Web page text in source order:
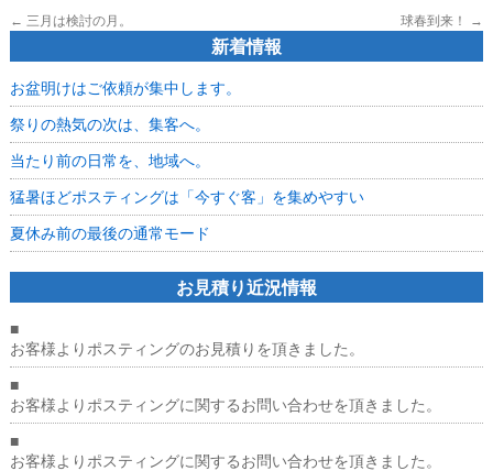
← 三月は検討の月。 球春到来！ →
新着情報
お盆明けはご依頼が集中します。
祭りの熱気の次は、集客へ。
当たり前の日常を、地域へ。
猛暑ほどポスティングは「今すぐ客」を集めやすい
夏休み前の最後の通常モード
お見積り近況情報
■
お客様よりポスティングのお見積りを頂きました。
■
お客様よりポスティングに関するお問い合わせを頂きました。
■
お客様よりポスティングに関するお問い合わせを頂きました。